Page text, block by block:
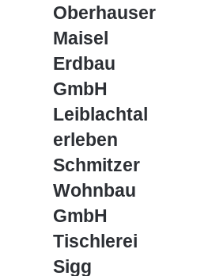
Oberhauser
Maisel
GmbH
Maisel
Erdbau
GmbH
Leiblachtal
Leiblachtal
erleben
Schmitzer
GmbH
Schmitzer
Wohnbau
GmbH
Tischlerei
Tischlerei
Sigg